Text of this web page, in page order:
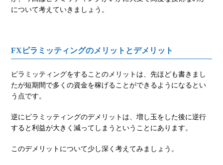
について考えていきましょう。
FXピラミッティングのメリットとデメリット
ピラミッティングをすることのメリットは、先ほども書きまし
たが短期間で多くの資金を稼げることができるようになるとい
う点です。
逆にピラミッティングのデメリットは、増し玉をした後に逆行
すると利益が大きく減ってしまうということにあります。
このデメリットについて少し深く考えてみましょう。